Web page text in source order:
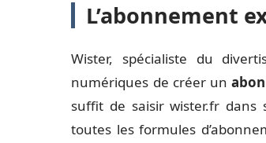
L’abonnement
Wister, spécialiste du
numériques de créer un
suffit de saisir wister.fr dans
toutes les formules